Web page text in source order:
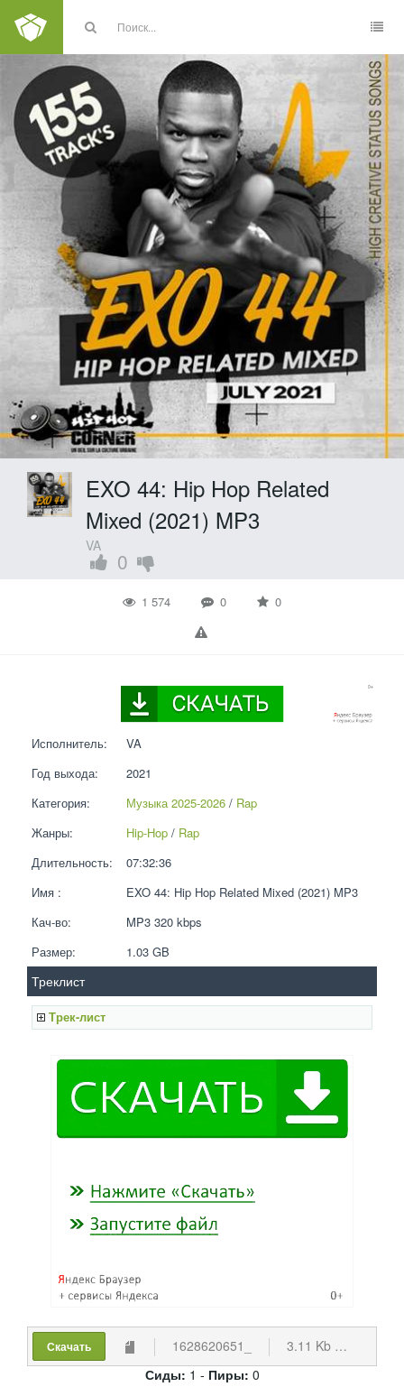
EXO 44: Hip Hop Related
Mixed (2021) MP3
VA
0
1 574 0 0
Исполнитель:
VA
Год выхода:
2021
Категория:
Музыка 2025-2026 / Rap
Жанры:
Hip-Hop / Rap
Длительность:
07:32:36
Имя :
EXO 44: Hip Hop Related Mixed (2021) MP3
Кач-во:
MP3 320 kbps
Размер:
1.03 GB
Треклист
Трек-лист
Скачать 1628620651_ 3.11 Kb
Сиды: 1 - Пиры: 0